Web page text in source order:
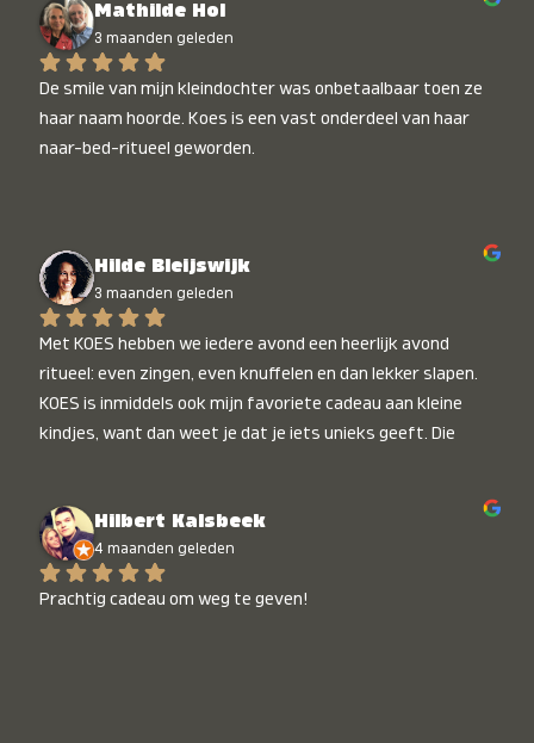
Mathilde Hol
3 maanden geleden
De smile van mijn kleindochter was onbetaalbaar toen ze
haar naam hoorde. Koes is een vast onderdeel van haar
naar-bed-ritueel geworden.
Hilde Bleijswijk
3 maanden geleden
Met KOES hebben we iedere avond een heerlijk avond
ritueel: even zingen, even knuffelen en dan lekker slapen.
KOES is inmiddels ook mijn favoriete cadeau aan kleine
kindjes, want dan weet je dat je iets unieks geeft. Die
Hilbert Kalsbeek
4 maanden geleden
Prachtig cadeau om weg te geven!